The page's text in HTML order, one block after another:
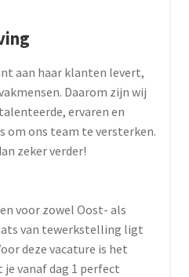
aan haar klanten levert,
Daarom zijn wij
ervaren en
om ons team te versterken.
zeker verder!
voor zowel Oost- als
van tewerkstelling ligt
deze vacature is het
vanaf dag 1 perfect